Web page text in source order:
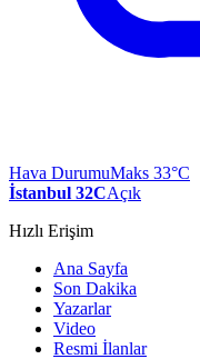
Hava DurumuMaks 33°C
İstanbul 32CAçık
Hızlı Erişim
Ana Sayfa
Son Dakika
Yazarlar
Video
Resmi İlanlar